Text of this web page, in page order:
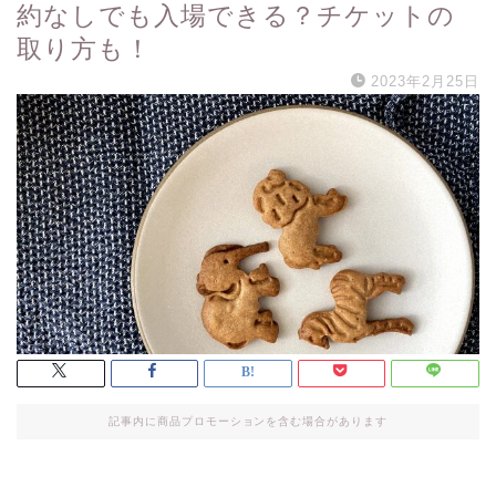
約なしでも入場できる？チケットの
取り方も！
2023年2月25日
記事内に商品プロモーションを含む場合があります